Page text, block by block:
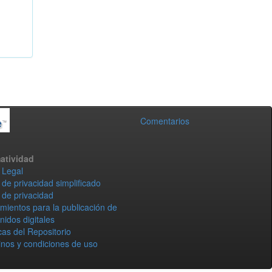
Comentarios
privacidad simplificado
privacidad
para la publicación de
digitales
del Repositorio
y condiciones de uso